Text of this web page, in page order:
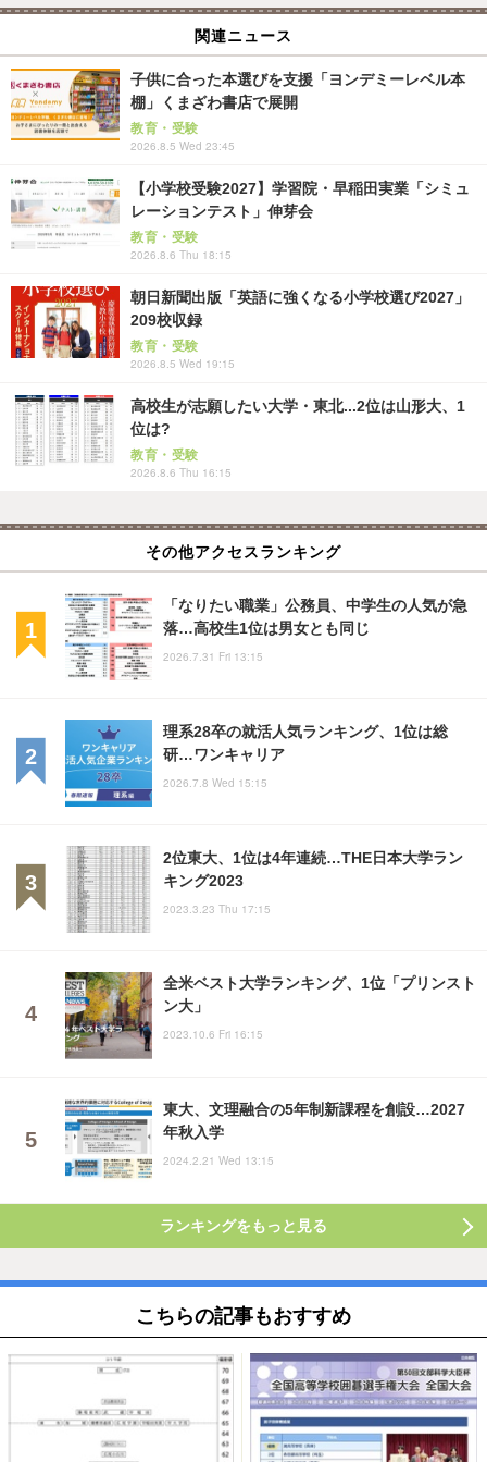
関連ニュース
子供に合った本選びを支援「ヨンデミーレベル本
棚」くまざわ書店で展開
教育・受験
2026.8.5 Wed 23:45
【小学校受験2027】学習院・早稲田実業「シミュ
レーションテスト」伸芽会
教育・受験
2026.8.6 Thu 18:15
朝日新聞出版「英語に強くなる小学校選び2027」
209校収録
教育・受験
2026.8.5 Wed 19:15
高校生が志願したい大学・東北...2位は山形大、1
位は?
教育・受験
2026.8.6 Thu 16:15
その他アクセスランキング
「なりたい職業」公務員、中学生の人気が急
落…高校生1位は男女とも同じ
2026.7.31 Fri 13:15
理系28卒の就活人気ランキング、1位は総
研…ワンキャリア
2026.7.8 Wed 15:15
2位東大、1位は4年連続…THE日本大学ラン
キング2023
2023.3.23 Thu 17:15
全米ベスト大学ランキング、1位「プリンスト
ン大」
2023.10.6 Fri 16:15
東大、文理融合の5年制新課程を創設…2027
年秋入学
2024.2.21 Wed 13:15
ランキングをもっと見る
こちらの記事もおすすめ